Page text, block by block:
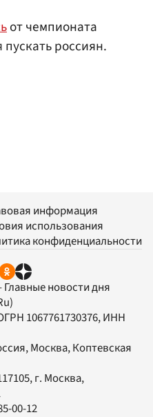
от чемпионата
россиян.
информация
использования
конфиденциальности
Главные новости дня
1067761730376, ИНН
Москва, Коптевская
, г. Москва,
00-12